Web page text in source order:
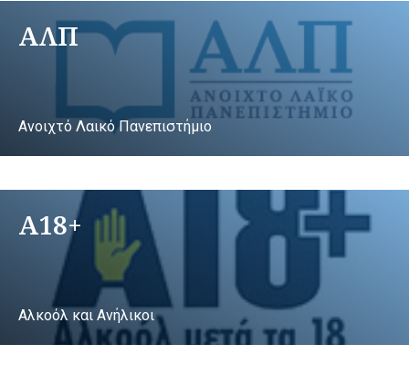
ΑΛΠ
Ανοιχτό Λαικό Πανεπιστήμιο
A18+
Αλκοόλ και Ανήλικοι